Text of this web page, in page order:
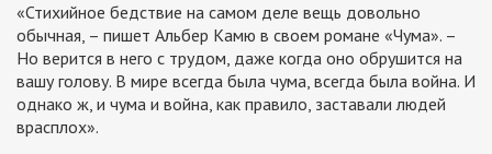
«Стихийное бедствие на самом деле вещь довольно
обычная, – пишет Альбер Камю в своем романе «Чума». –
Но верится в него с трудом, даже когда оно обрушится на
вашу голову. В мире всегда была чума, всегда была война. И
однако ж, и чума и война, как правило, заставали людей
врасплох».